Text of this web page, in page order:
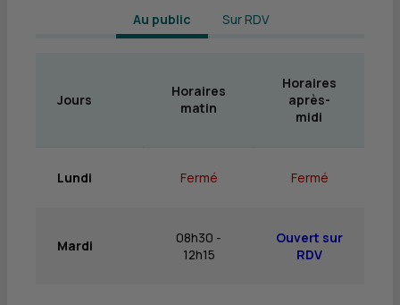
Au public Sur RDV
Jours
Horaires
matin
Horaires
après-
midi
Lundi Fermé Fermé
Mardi
08h30 -
12h15
Ouvert sur
RDV